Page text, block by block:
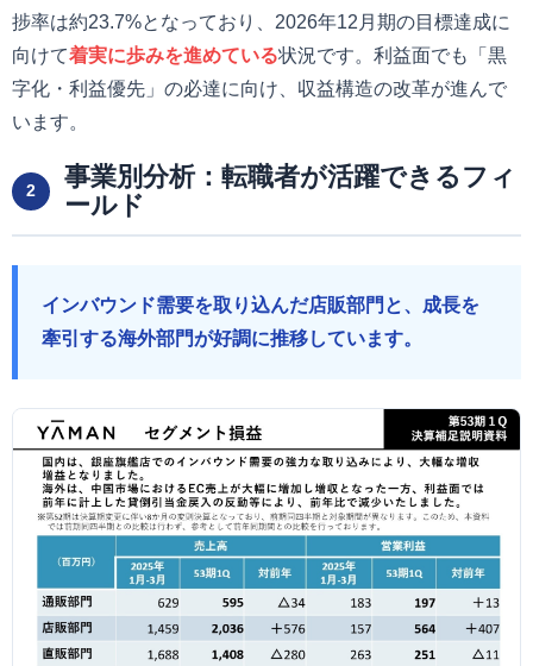
捗率は約23.7%となっており、2026年12月期の目標達成に
向けて着実に歩みを進めている状況です。利益面でも「黒
字化・利益優先」の必達に向け、収益構造の改革が進んで
います。
2
事業別分析：転職者が活躍できるフィ
ールド
インバウンド需要を取り込んだ店販部門と、成長を
牽引する海外部門が好調に推移しています。